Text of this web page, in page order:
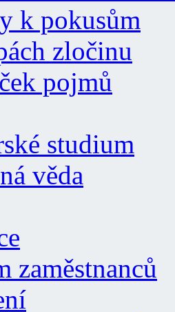
k pokusům
zločinu
pojmů
studium
věda
zaměstnanců